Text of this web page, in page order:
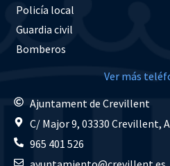
Policía local
Guardia civil
Bomberos
Ver más
Ajuntament de Crevillent
C/ Major 9, 03330 Crevillent,
965 401 526